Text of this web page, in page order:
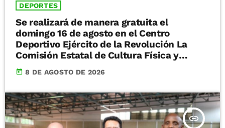
DEPORTES
Se realizará de manera gratuita el
domingo 16 de agosto en el Centro
Deportivo Ejército de la Revolución La
Comisión Estatal de Cultura Física y
Deporte (Cecufid) te invita a la Clase
Nacional de Box denominada “Puños de
de agosto a partir de las 9:00 horas. La cita
es en el Centro Deportivo Ejército de la
Revolución (CDER) de Morelia. Se trata de
today 8 DE AGOSTO DE 2026
insert_link